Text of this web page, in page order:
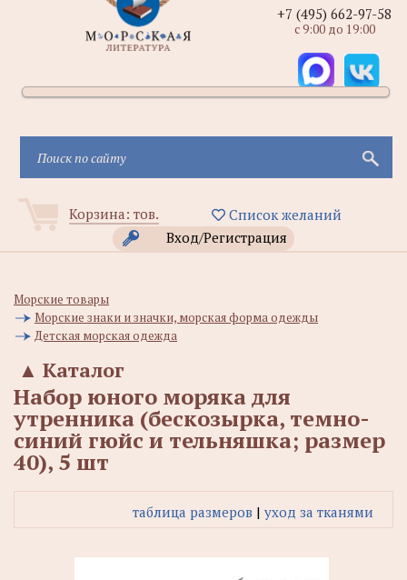
Корзина: тов.
Список желаний
Вход/Регистрация
+7 (495) 662-97-58
с 9:00 до 19:00
Морские товары
Морские знаки и значки, морская форма одежды
Детская морская одежда
Каталог
▲
Набор юного моряка для
утренника (бескозырка, темно-
синий гюйс и тельняшка; размер
40), 5 шт
таблица размеров | уход за тканями